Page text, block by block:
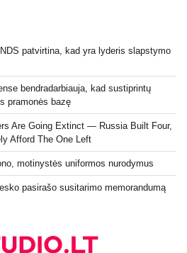
patvirtina, kad yra lyderis slapstymo
bendradarbiauja, kad sustiprintų
pramonės bazę
Are Going Extinct — Russia Built Four,
Afford The One Left
motinystės uniformos nurodymus
pasirašo susitarimo memorandumą